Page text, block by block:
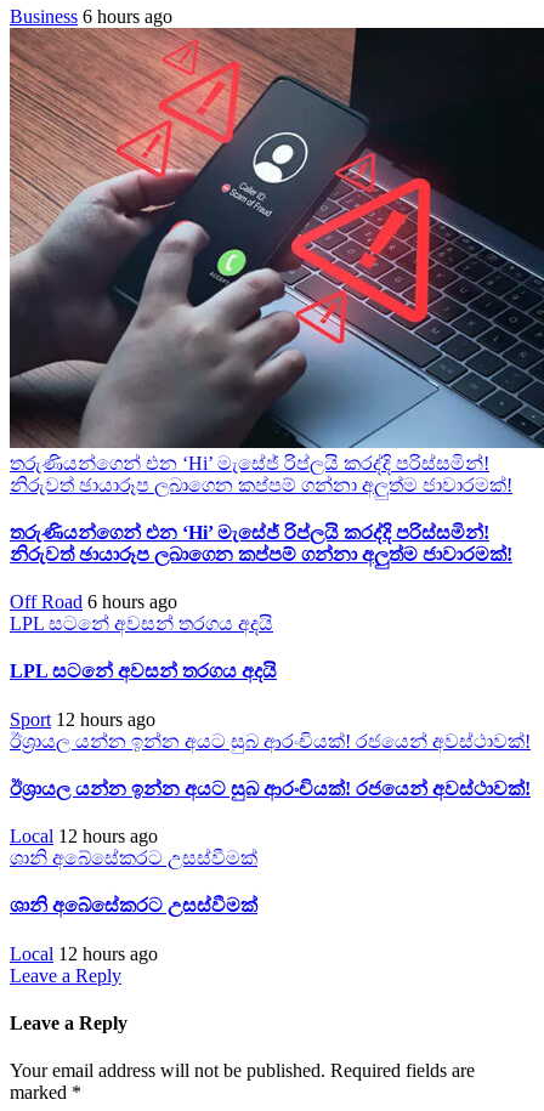
Business 6 hours ago
තරුණියන්ගෙන් එන ‘Hi’ මැසේජ් රිප්ලයි කරද්දි පරිස්සමින්!
නිරුවත් ඡායාරූප ලබාගෙන කප්පම් ගන්නා අලුත්ම ජාවාරමක්!
තරුණියන්ගෙන් එන ‘Hi’ මැසේජ් රිප්ලයි කරද්දි පරිස්සමින්!
නිරුවත් ඡායාරූප ලබාගෙන කප්පම් ගන්නා අලුත්ම ජාවාරමක්!
Off Road 6 hours ago
LPL සටනේ අවසන් තරගය අදයි
LPL සටනේ අවසන් තරගය අදයි
Sport 12 hours ago
ඊශ්‍රායල යන්න ඉන්න අයට සුබ ආරංචියක්! ‍රජයෙන් අවස්ථාවක්!
ඊශ්‍රායල යන්න ඉන්න අයට සුබ ආරංචියක්! ‍රජයෙන් අවස්ථාවක්!
Local 12 hours ago
ශානි අබේසේකරට උසස්වීමක්
ශානි අබේසේකරට උසස්වීමක්
Local 12 hours ago
Leave a Reply
Leave a Reply
Your email address will not be published. Required fields are
marked *